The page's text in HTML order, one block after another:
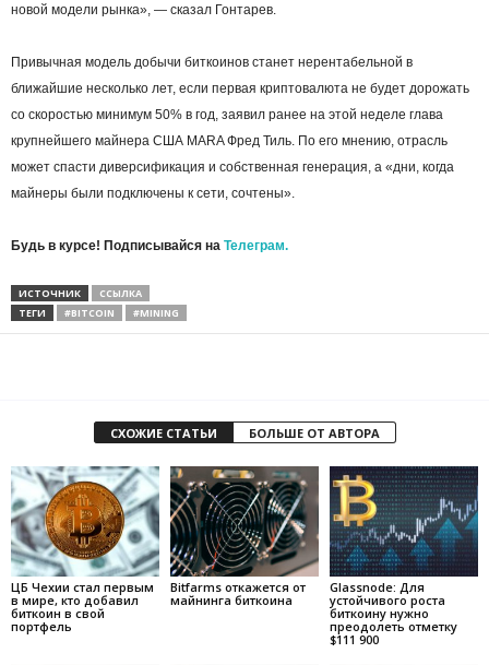
новой модели рынка», — сказал Гонтарев.
Привычная модель добычи биткоинов станет нерентабельной в
ближайшие несколько лет, если первая криптовалюта не будет дорожать
со скоростью минимум 50% в год, заявил ранее на этой неделе глава
крупнейшего майнера США MARA Фред Тиль. По его мнению, отрасль
может спасти диверсификация и собственная генерация, а «дни, когда
майнеры были подключены к сети, сочтены».
Будь в курсе! Подписывайся на Телеграм.
ИСТОЧНИК
CСЫЛКА
ТЕГИ
#BITCOIN #MINING
СХОЖИЕ СТАТЬИ БОЛЬШЕ ОТ АВТОРА
ЦБ Чехии стал первым
в мире, кто добавил
биткоин в свой
портфель
Bitfarms откажется от
майнинга биткоина
Glassnode: Для
устойчивого роста
биткоину нужно
преодолеть отметку
$111 900